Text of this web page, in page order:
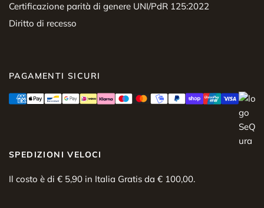
Certificazione parità di genere UNI/PdR 125:2022
Diritto di recesso
PAGAMENTI SICURI
SPEDIZIONI VELOCI
Il costo è di € 5,90 in Italia Gratis da € 100,00.